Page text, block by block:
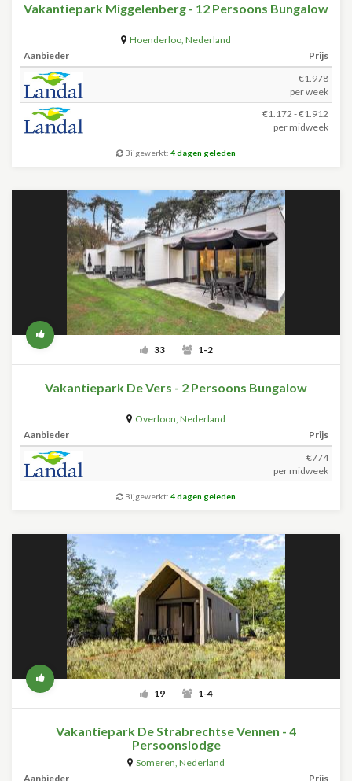
Vakantiepark Miggelenberg - 12 Persoons Bungalow
Hoenderloo, Nederland
Aanbieder
Prijs
€1.978
per week
€1.172 - €1.912
per midweek
Bijgewerkt: 4 dagen geleden
33 1-2
Vakantiepark De Vers - 2 Persoons Bungalow
Overloon, Nederland
Aanbieder
Prijs
€774
per midweek
Bijgewerkt: 4 dagen geleden
19 1-4
Vakantiepark De Strabrechtse Vennen - 4
Persoonslodge
Someren, Nederland
Aanbieder
Prijs